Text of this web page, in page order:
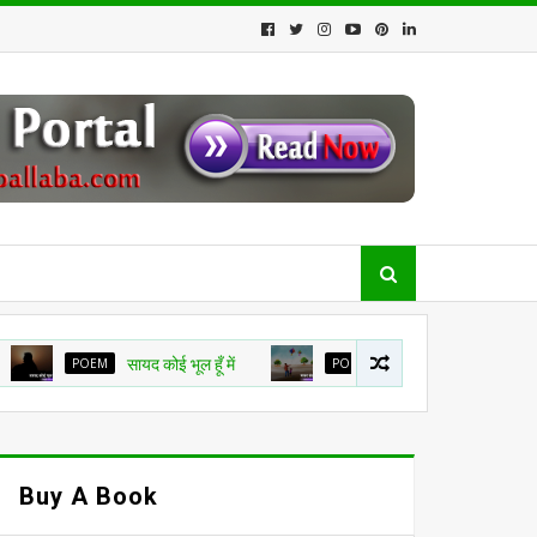
सायद कोई भूल हूँ में POEM मकर संक्रांति
Buy A Book